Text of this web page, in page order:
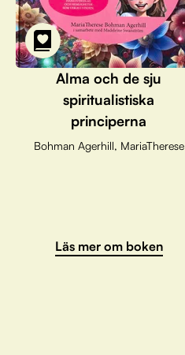
Alma och de sju
spiritualistiska
principerna
Bohman Agerhill, MariaTherese
Läs mer om boken